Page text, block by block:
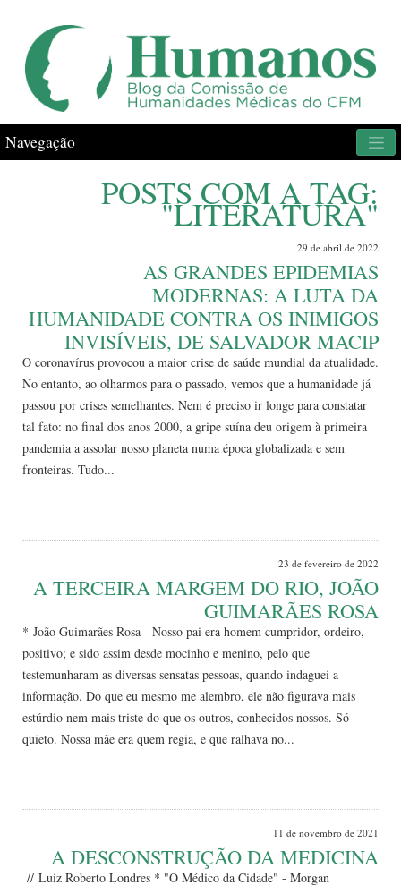
Navegação
POSTS COM A TAG:
"LITERATURA"
29 de abril de 2022
AS GRANDES EPIDEMIAS
MODERNAS: A LUTA DA
HUMANIDADE CONTRA OS INIMIGOS
INVISÍVEIS, DE SALVADOR MACIP
O coronavírus provocou a maior crise de saúde mundial da atualidade.
No entanto, ao olharmos para o passado, vemos que a humanidade já
passou por crises semelhantes. Nem é preciso ir longe para constatar
tal fato: no final dos anos 2000, a gripe suína deu origem à primeira
pandemia a assolar nosso planeta numa época globalizada e sem
fronteiras. Tudo...
23 de fevereiro de 2022
A TERCEIRA MARGEM DO RIO, JOÃO
GUIMARÃES ROSA
* João Guimarães Rosa Nosso pai era homem cumpridor, ordeiro,
positivo; e sido assim desde mocinho e menino, pelo que
testemunharam as diversas sensatas pessoas, quando indaguei a
informação. Do que eu mesmo me alembro, ele não figurava mais
estúrdio nem mais triste do que os outros, conhecidos nossos. Só
quieto. Nossa mãe era quem regia, e que ralhava no...
11 de novembro de 2021
A DESCONSTRUÇÃO DA MEDICINA
// Luiz Roberto Londres * "O Médico da Cidade" - Morgan